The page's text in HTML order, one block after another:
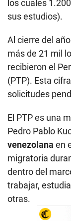
los cuales
sus estudios).
Al cierre del
más de 21 mil
recibieron el
(PTP). Esta
solicitudes
El PTP es una
Pedro Pablo
venezolana en
migratoria
dentro del
trabajar,
otras.